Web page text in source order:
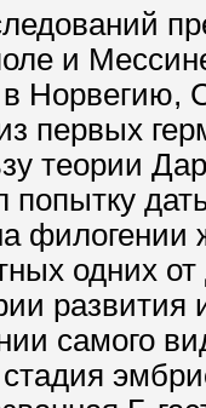
и
Норвегию,
первых
теории
попытку
филогении
одних
развития
самого